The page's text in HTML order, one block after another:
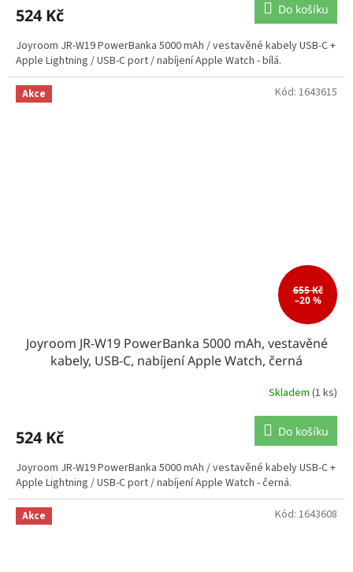
524 Kč Do košíku
Joyroom JR-W19 PowerBanka 5000 mAh / vestavěné kabely USB-C +
Apple Lightning / USB-C port / nabíjení Apple Watch - bílá.
Akce
655 Kč
–20 %
Joyroom JR-W19 PowerBanka 5000 mAh, vestavěné
kabely, USB-C, nabíjení Apple Watch, černá
Skladem (1 ks)
524 Kč Do košíku
Joyroom JR-W19 PowerBanka 5000 mAh / vestavěné kabely USB-C +
Apple Lightning / USB-C port / nabíjení Apple Watch - černá.
Kód: 1643615
Akce Kód: 1643608